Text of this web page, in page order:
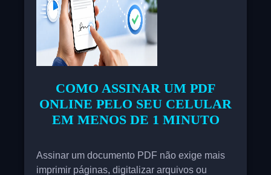
COMO ASSINAR UM PDF
ONLINE PELO SEU CELULAR
EM MENOS DE 1 MINUTO
Assinar um documento PDF não exige mais
imprimir páginas, digitalizar arquivos ou